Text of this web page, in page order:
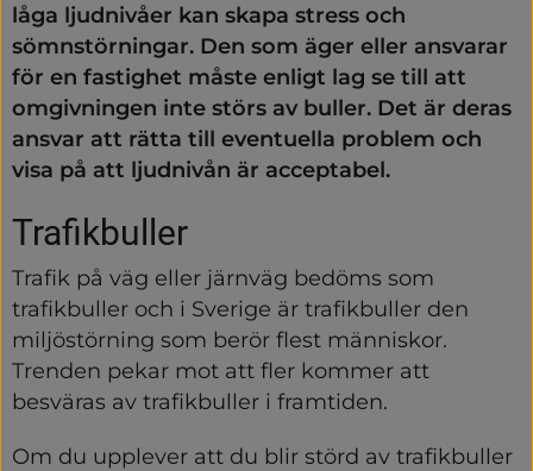
låga ljudnivåer kan skapa stress och
sömnstörningar. Den som äger eller ansvarar
för en fastighet måste enligt lag se till att
omgivningen inte störs av buller. Det är deras
ansvar att rätta till eventuella problem och
visa på att ljudnivån är acceptabel.
Trafikbuller
Trafik på väg eller järnväg bedöms som
trafikbuller och i Sverige är trafikbuller den
miljöstörning som berör flest människor.
Trenden pekar mot att fler kommer att
besväras av trafikbuller i framtiden.
Om du upplever att du blir störd av trafikbuller